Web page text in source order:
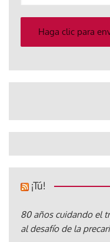
electrónico
Haga clic para
¡Tú!
80 años cuidando el
al desafío de la